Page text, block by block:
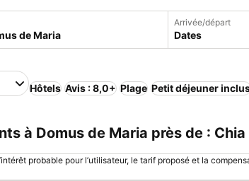
Arrivée/départ
Dates
Hôtels Avis : 8,0+ Plage Petit déjeuner
à Domus de Maria près de :
probable pour l’utilisateur, le tarif proposé et la